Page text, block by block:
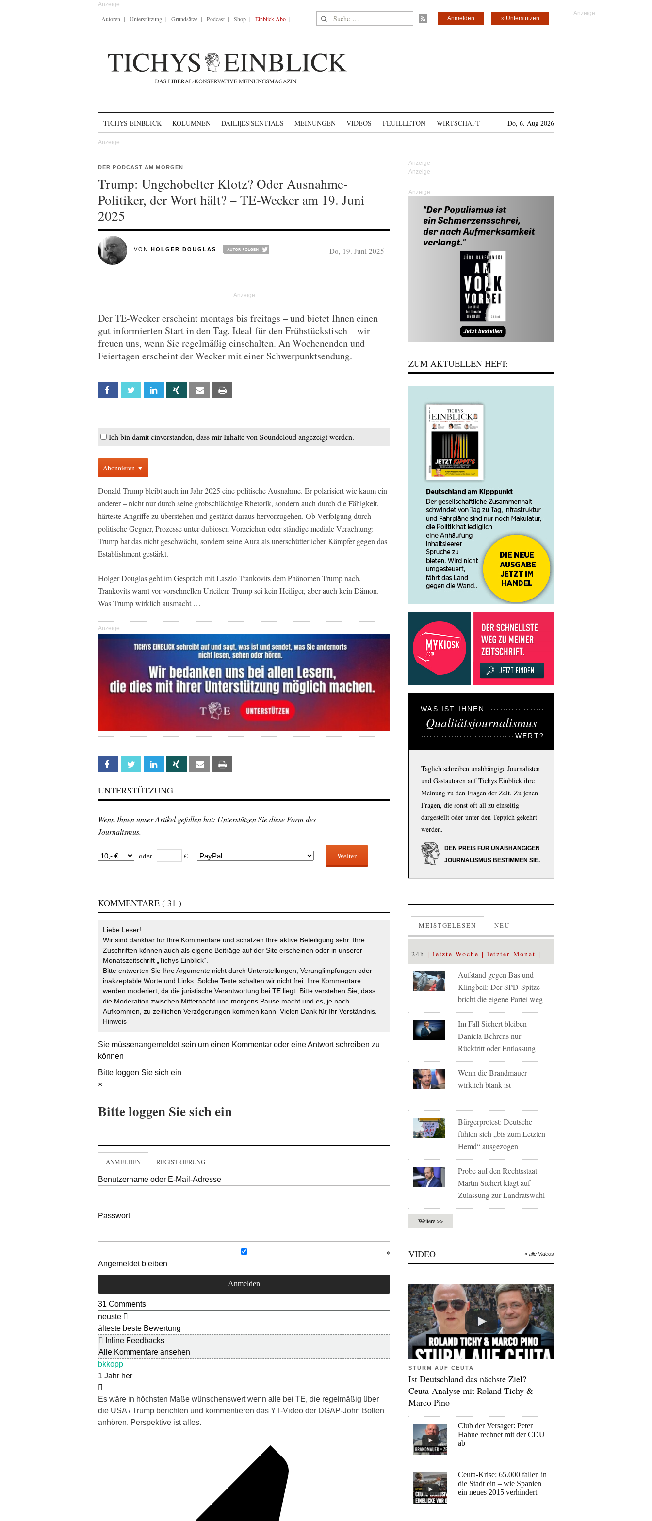
Autoren Unterstützung Grundsätze Podcast Shop Einblick-Abo Suche nach: » Unterstützen
Anmelden
TICHYS EINBLICK KOLUMNEN DAILI|ES|SENTIALS MEINUNGEN VIDEOS FEUILLETON WIRTSCHAFT Do, 6. Aug 2026
DER PODCAST AM MORGEN
Trump: Ungehobelter Klotz? Oder Ausnahme-
Politiker, der Wort hält? – TE-Wecker am 19. Juni
2025
VON HOLGER DOUGLAS Do, 19. Juni 2025
Der TE-Wecker erscheint montags bis freitags – und bietet Ihnen einen
gut informierten Start in den Tag. Ideal für den Frühstückstisch – wir
freuen uns, wenn Sie regelmäßig einschalten. An Wochenenden und
Feiertagen erscheint der Wecker mit einer Schwerpunktsendung.
Facebook Twitter Linkedin Xing Email
Ich bin damit einverstanden, dass mir Inhalte von Soundcloud angezeigt werden.
Abonnieren ▼
Donald Trump bleibt auch im Jahr 2025 eine politische Ausnahme. Er polarisiert wie kaum ein
anderer – nicht nur durch seine grobschlächtige Rhetorik, sondern auch durch die Fähigkeit,
härteste Angriffe zu überstehen und gestärkt daraus hervorzugehen. Ob Verfolgung durch
politische Gegner, Prozesse unter dubiosen Vorzeichen oder ständige mediale Verachtung:
Trump hat das nicht geschwächt, sondern seine Aura als unerschütterlicher Kämpfer gegen das
Establishment gestärkt.
Holger Douglas geht im Gespräch mit Laszlo Trankovits dem Phänomen Trump nach.
Trankovits warnt vor vorschnellen Urteilen: Trump sei kein Heiliger, aber auch kein Dämon.
Was Trump wirklich ausmacht …
Anzeige
Facebook Twitter Linkedin Xing Email
UNTERSTÜTZUNG
Wenn Ihnen unser Artikel gefallen hat: Unterstützen Sie diese Form des
Journalismus.
oder € Weiter
KOMMENTARE ( 31 )
Liebe Leser!
Wir sind dankbar für Ihre Kommentare und schätzen Ihre aktive Beteiligung sehr. Ihre
Zuschriften können auch als eigene Beiträge auf der Site erscheinen oder in unserer
Monatszeitschrift „Tichys Einblick“.
Bitte entwerten Sie Ihre Argumente nicht durch Unterstellungen, Verunglimpfungen oder
inakzeptable Worte und Links. Solche Texte schalten wir nicht frei. Ihre Kommentare
werden moderiert, da die juristische Verantwortung bei TE liegt. Bitte verstehen Sie, dass
die Moderation zwischen Mitternacht und morgens Pause macht und es, je nach
Aufkommen, zu zeitlichen Verzögerungen kommen kann. Vielen Dank für Ihr Verständnis.
Hinweis
Sie müssenangemeldetsein um einen Kommentar oder eine Antwort schreiben zu
können
Bitte loggen Sie sich ein
×
Bitte loggen Sie sich ein
ANMELDEN REGISTRIERUNG
Benutzername oder E-Mail-Adresse
Passwort
Angemeldet bleiben
31 Comments
neuste
älteste beste Bewertung
Inline Feedbacks
Alle Kommentare ansehen
bkkopp
1 Jahr her
Es wäre in höchsten Maße wünschenswert wenn alle bei TE, die regelmäßig über
die USA / Trump berichten und kommentieren das YT-Video der DGAP-John Bolten
anhören. Perspektive ist alles.
Anzeige
ZUM AKTUELLEN HEFT:
WAS IST IHNEN
Qualitätsjournalismus
WERT?
Täglich schreiben unabhängige Journalisten
und Gastautoren auf Tichys Einblick ihre
Meinung zu den Fragen der Zeit. Zu jenen
Fragen, die sonst oft all zu einseitig
dargestellt oder unter den Teppich gekehrt
werden.
DEN PREIS FÜR UNABHÄNGIGEN
JOURNALISMUS BESTIMMEN SIE.
MEISTGELESEN NEU
24h letzte Woche letzter Monat
Aufstand gegen Bas und
Klingbeil: Der SPD-Spitze
bricht die eigene Partei weg
Im Fall Sichert bleiben
Daniela Behrens nur
Rücktritt oder Entlassung
Wenn die Brandmauer
wirklich blank ist
Bürgerprotest: Deutsche
fühlen sich „bis zum Letzten
Hemd“ ausgezogen
Probe auf den Rechtsstaat:
Martin Sichert klagt auf
Zulassung zur Landratswahl
Weitere >>
VIDEO » alle Videos
STURM AUF CEUTA
Ist Deutschland das nächste Ziel? –
Ceuta-Analyse mit Roland Tichy &
Marco Pino
Club der Versager: Peter
Hahne rechnet mit der CDU
ab
Ceuta-Krise: 65.000 fallen in
die Stadt ein – wie Spanien
ein neues 2015 verhindert